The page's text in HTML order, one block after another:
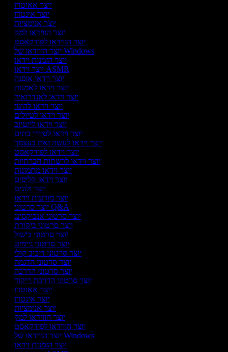
יוצר אאוטרו
יוצר אינטרו
יוצר אנימציות
יוצר הווידאו למק
יוצר הווידאו לפודקאסט
יוצר הווידאו של Windows
יוצר הזמנות וידאו
יוצר וידאו ASMR
יוצר וידאו אופנה
יוצר וידאו לאמנות
יוצר וידאו לאנדרואיד
יוצר וידאו להיגוי
יוצר וידאו לטיולים
יוצר וידאו ליוטיוב
יוצר וידאו לסיורי בתים
יוצר וידאו לעשה זאת בעצמך
יוצר וידאו לפודקאסט
יוצר וידאו לרשתות חברתיות
יוצר וידאו מתמונות
יוצר וידאו קליפים
יוצר ולוגים
יוצר מודעות וידאו
יוצר סרטוני Q&A
יוצר סרטוני אנבוקסינג
יוצר סרטוני ביקורת
יוצר סרטוני בישול
יוצר סרטוני גיימינג
יוצר סרטוני דיבוב קולי
יוצר סרטוני הדגמה
יוצר סרטוני הדרכה
יוצר סרטוני הדרכת ריקוד
יוצר אאוטרו
יוצר אינטרו
יוצר אנימציות
יוצר הווידאו למק
יוצר הווידאו לפודקאסט
יוצר הווידאו של Windows
יוצר הזמנות וידאו